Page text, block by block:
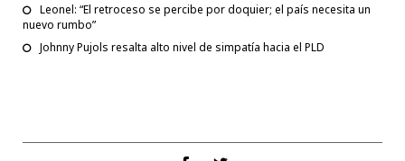
Leonel: “El retroceso se percibe por doquier; el país necesita un
nuevo rumbo”
Johnny Pujols resalta alto nivel de simpatía hacia el PLD